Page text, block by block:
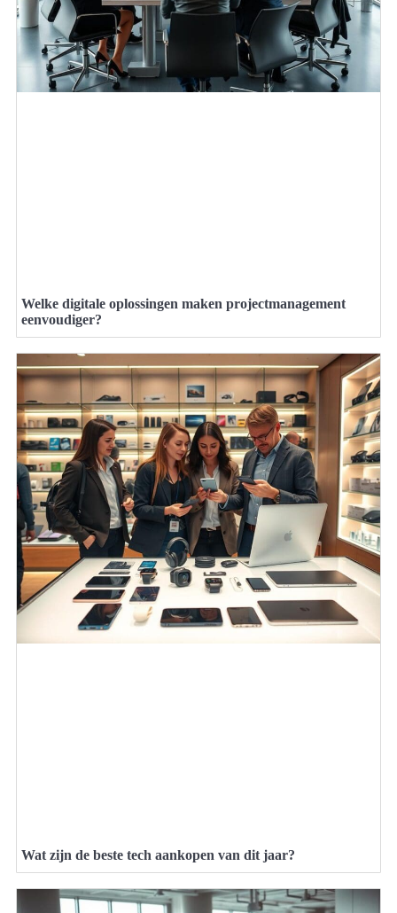
Welke digitale oplossingen maken projectmanagement
eenvoudiger?
Wat zijn de beste tech aankopen van dit jaar?